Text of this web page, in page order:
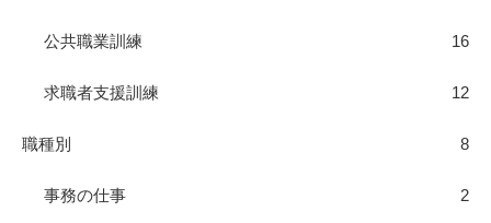
公共職業訓練 16
求職者支援訓練 12
職種別 8
事務の仕事 2